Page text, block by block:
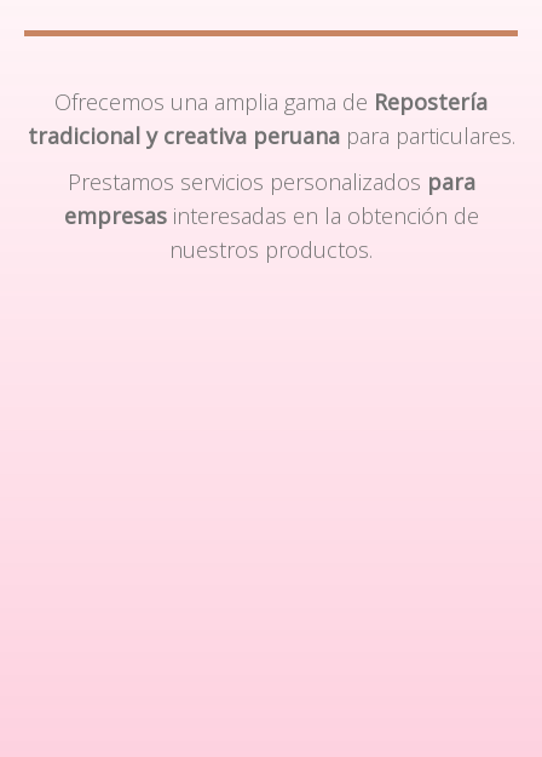
Ofrecemos una amplia gama de Repostería
tradicional y creativa peruanapara particulares.
Prestamos servicios personalizados para
empresasinteresadas en la obtención de
nuestros productos.